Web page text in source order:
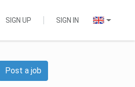
SIGN UP SIGN IN
Post a job